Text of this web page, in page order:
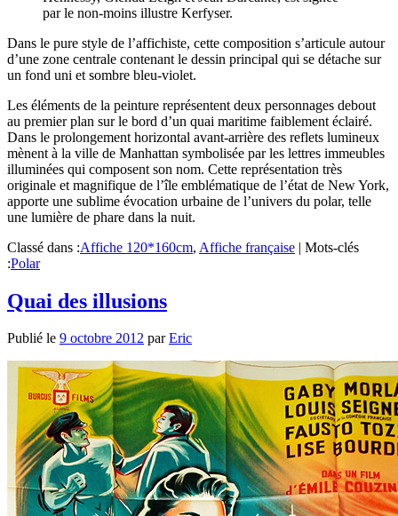
par le non-moins illustre Kerfyser.
Dans le pure style de l’affichiste, cette composition s’articule autour
d’une zone centrale contenant le dessin principal qui se détache sur
un fond uni et sombre bleu-violet.
Les éléments de la peinture représentent deux personnages debout
au premier plan sur le bord d’un quai maritime faiblement éclairé.
Dans le prolongement horizontal avant-arrière des reflets lumineux
mènent à la ville de Manhattan symbolisée par les lettres immeubles
illuminées qui composent son nom. Cette représentation très
originale et magnifique de l’île emblématique de l’état de New York,
apporte une sublime évocation urbaine de l’univers du polar, telle
une lumière de phare dans la nuit.
Classé dans :Affiche 120*160cm, Affiche française | Mots-clés
:Polar
Quai des illusions
Publié le 9 octobre 2012 parEric